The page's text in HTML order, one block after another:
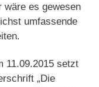
wäre es gewesen
umfassende
11.09.2015 setzt
„Die